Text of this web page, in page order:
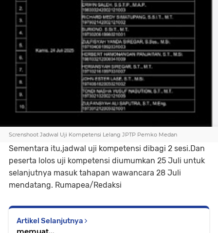
Screnshoot Jadwal Uji Kompetensi Lelang JPTP Pemko Medan
Sementara itu,jadwal uji kompetensi dibagi 2 sesi.Dan
peserta lolos uji kompetensi diumumkan 25 Juli untuk
selanjutnya masuk tahapan wawancara 28 Juli
mendatang. Rumapea/Redaksi
Artikel Selanjutnya